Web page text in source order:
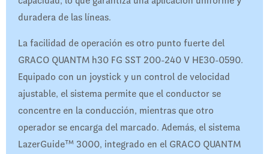
duradera de las líneas.
La facilidad de operación es otro punto fuerte del
GRACO QUANTM h30 FG SST 200-240 V HE30-0590.
Equipado con un joystick y un control de velocidad
ajustable, el sistema permite que el conductor se
concentre en la conducción, mientras que otro
operador se encarga del marcado. Además, el sistema
LazerGuide™ 3000, integrado en el GRACO QUANTM